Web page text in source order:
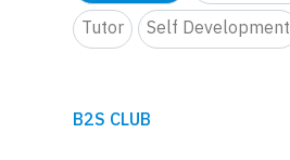
Tutor
Self Development
B2S CLUB